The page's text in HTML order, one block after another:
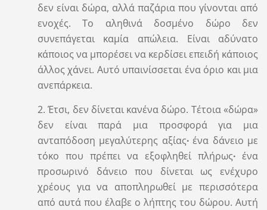
δεν είναι δώρα, αλλά παζάρια που γίνονται από
ενοχές. Το αληθινά δοσμένο δώρο δεν
συνεπάγεται καμία απώλεια. Είναι αδύνατο
κάποιος να μπορέσει να κερδίσει επειδή κάποιος
άλλος χάνει. Αυτό υπαινίσσεται ένα όριο και μια
ανεπάρκεια.
2. Έτσι, δεν δίνεται κανένα δώρο. Τέτοια «δώρα»
δεν είναι παρά μια προσφορά για μια
ανταπόδοση μεγαλύτερης αξίας∙ένα δάνειο με
τόκο που πρέπει να εξοφληθεί πλήρως∙ ένα
προσωρινό δάνειο που δίνεται ως ενέχυρο
χρέους για να αποπληρωθεί με περισσότερα
από αυτά που έλαβε ο λήπτης του δώρου. Αυτή